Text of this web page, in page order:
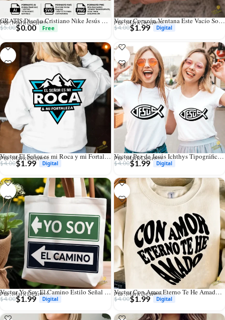
GRATIS Diseño Cristiano Nike Jesús Did It Vector PNG para Sublimación
Por: Mark Designs
$5.00$0.00
Vector Corazón Ventana Este Vacío Solo Lo Llena Dios Sublimación
Por: Mark Designs
$4.00$1.99
Vector El Señor es mi Roca y mi Fortaleza Montañas para Sublimación
Por: Mark Designs
$4.00$1.99
Vector Pez de Jesús Ichthys Tipográfico para Vinilo y Calcomanías
Por: Mark Designs
$4.00$1.99
Vector Yo Soy El Camino Estilo Señal de Calle para Sublimación
Por: Mark Designs
$4.00$1.99
Vector Con Amor Eterno Te He Amado Corazón Retro Groovy
Por: Mark Designs
$4.00$1.99